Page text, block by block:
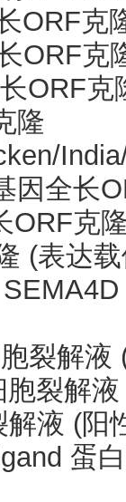
ORF克
ORF克
ORF克
隆
因全长
ORF克
(表达
裂解液
裂解
液 (阳
蛋